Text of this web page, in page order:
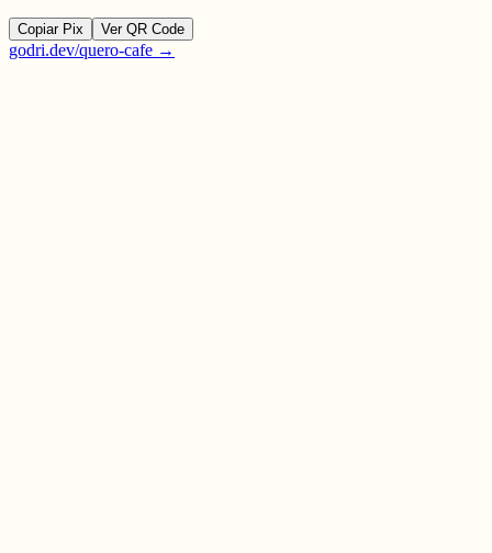
Copiar Pix Ver QR Code
godri.dev/quero-cafe →